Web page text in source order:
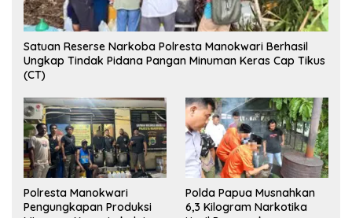
Satuan Reserse Narkoba Polresta Manokwari Berhasil
Ungkap Tindak Pidana Pangan Minuman Keras Cap Tikus
(CT)
Polresta Manokwari
Pengungkapan Produksi
Polda Papua Musnahkan
6,3 Kilogram Narkotika